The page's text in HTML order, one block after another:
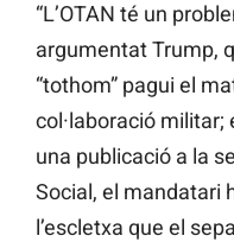
“L’OTAN té un
argumentat Trump,
“tothom” pagui el
col·laboració militar;
una publicació a la
Social, el mandatari
l’escletxa que el